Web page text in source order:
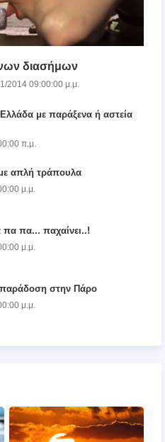
διασήμων
2014 09:00:00 μ.μ.
με παράξενα ή αστεία
π.μ.
απλή τράπουλα
μ.μ.
πα... παχαίνει..!
μ.μ.
στην Πάρο
μ.μ.